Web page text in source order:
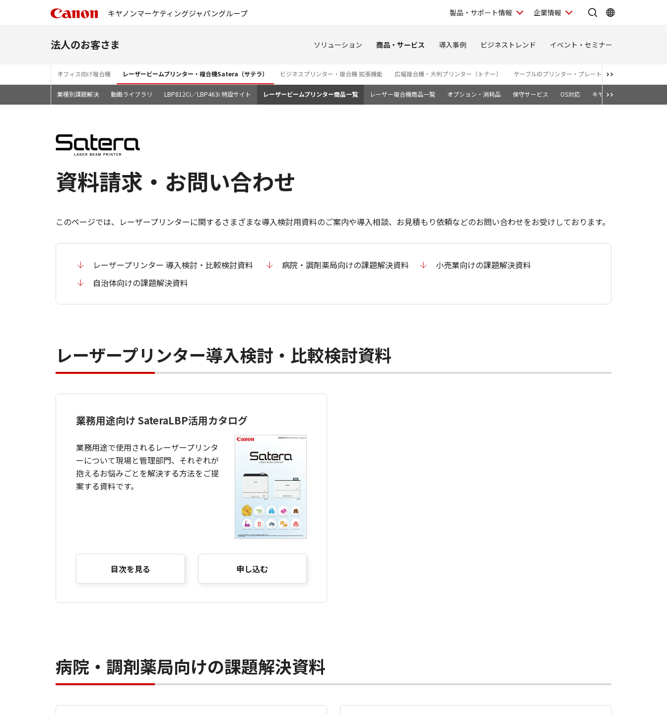
キヤノンマーケティングジャパングループ 製品・サポート情報 企業情報
法人のお客さま ソリューション 商品・サービス 導入事例 ビジネストレンド イベント・セミナー
オフィス向け複合機 レーザービームプリンター・複合機Satera（サテラ） ビジネスプリンター・複合機 拡張機能 広幅複合機・大判プリンター（トナー） ケーブルIDプリンター・プレート＆シートプリンター
業種別課題解決 動画ライブラリ LBP812Ci／LBP463i 特設サイト レーザービームプリンター商品一覧 レーザー複合機商品一覧 オプション・消耗品 保守サービス OS対応 キヤノン純正トナーカート
資料請求・お問い合わせ
このページでは、レーザープリンターに関するさまざまな導入検討用資料のご案内や導入相談、お見積もり依頼などのお問い合わせをお受けしております。
レーザープリンター 導入検討・比較検討資料 病院・調剤薬局向けの課題解決資料
小売業向けの課題解決資料
自治体向けの課題解決資料
レーザープリンター導入検討・比較検討資料
業務用途向け SateraLBP活用カタログ
業務用途で使用されるレーザープリンタ
ーについて現場と管理部門、それぞれが
抱えるお悩みごとを解決する方法をご提
案する資料です。
目次を見る 申し込む
病院・調剤薬局向けの課題解決資料